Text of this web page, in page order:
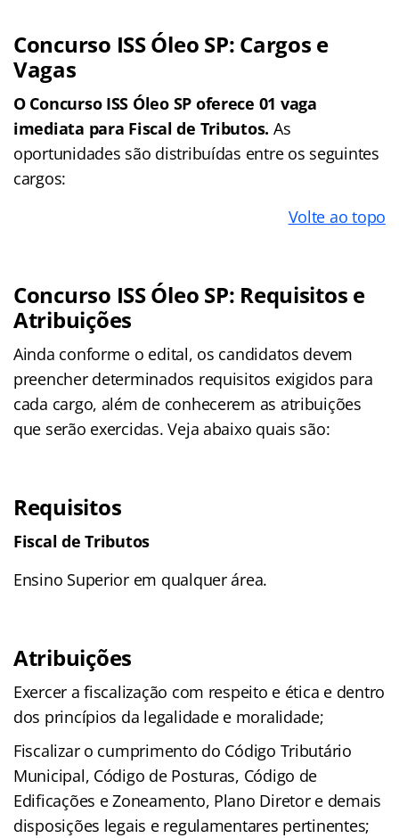
Concurso ISS Óleo SP: Cargos e
Vagas
O Concurso ISS Óleo SP oferece 01 vaga
imediata para Fiscal de Tributos. As
oportunidades são distribuídas entre os seguintes
cargos:
Volte ao topo
Concurso ISS Óleo SP: Requisitos e
Atribuições
Ainda conforme o edital, os candidatos devem
preencher determinados requisitos exigidos para
cada cargo, além de conhecerem as atribuições
que serão exercidas. Veja abaixo quais são:
Requisitos
Fiscal de Tributos
Ensino Superior em qualquer área.
Atribuições
Exercer a fiscalização com respeito e ética e dentro
dos princípios da legalidade e moralidade;
Fiscalizar o cumprimento do Código Tributário
Municipal, Código de Posturas, Código de
Edificações e Zoneamento, Plano Diretor e demais
disposições legais e regulamentares pertinentes;